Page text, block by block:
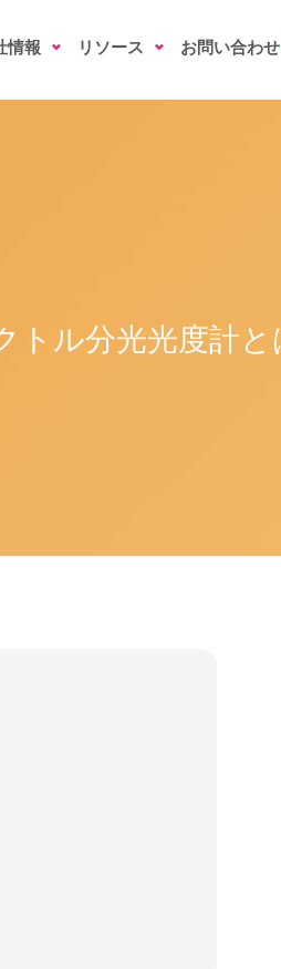
情報 リソース お問い合わせ
トル分光光度計と